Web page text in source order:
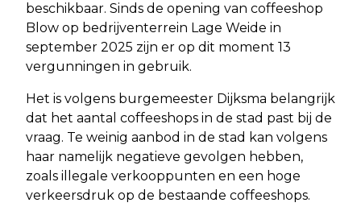
beschikbaar. Sinds de opening van coffeeshop
Blow op bedrijventerrein Lage Weide in
september 2025 zijn er op dit moment 13
vergunningen in gebruik.
Het is volgens burgemeester Dijksma belangrijk
dat het aantal coffeeshops in de stad past bij de
vraag. Te weinig aanbod in de stad kan volgens
haar namelijk negatieve gevolgen hebben,
zoals illegale verkooppunten en een hoge
verkeersdruk op de bestaande coffeeshops.